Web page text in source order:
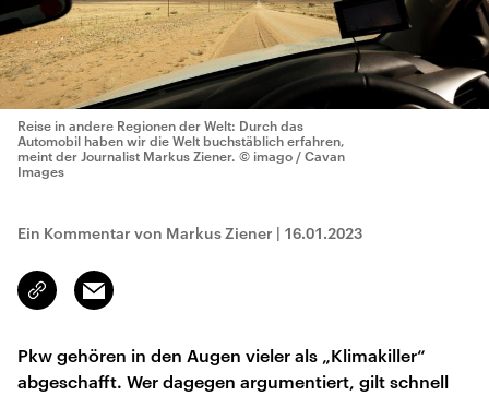
Reise in andere Regionen der Welt: Durch das
Automobil haben wir die Welt buchstäblich erfahren,
meint der Journalist Markus Ziener. © imago / Cavan
Images
Ein Kommentar von Markus Ziener | 16.01.2023
Link
kopieren/teilen
Email
Pkw gehören in den Augen vieler als „Klimakiller“
abgeschafft. Wer dagegen argumentiert, gilt schnell